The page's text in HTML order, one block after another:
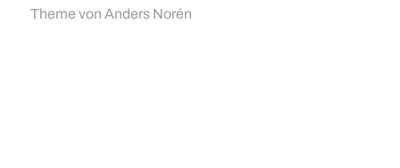
Theme von Anders Norén